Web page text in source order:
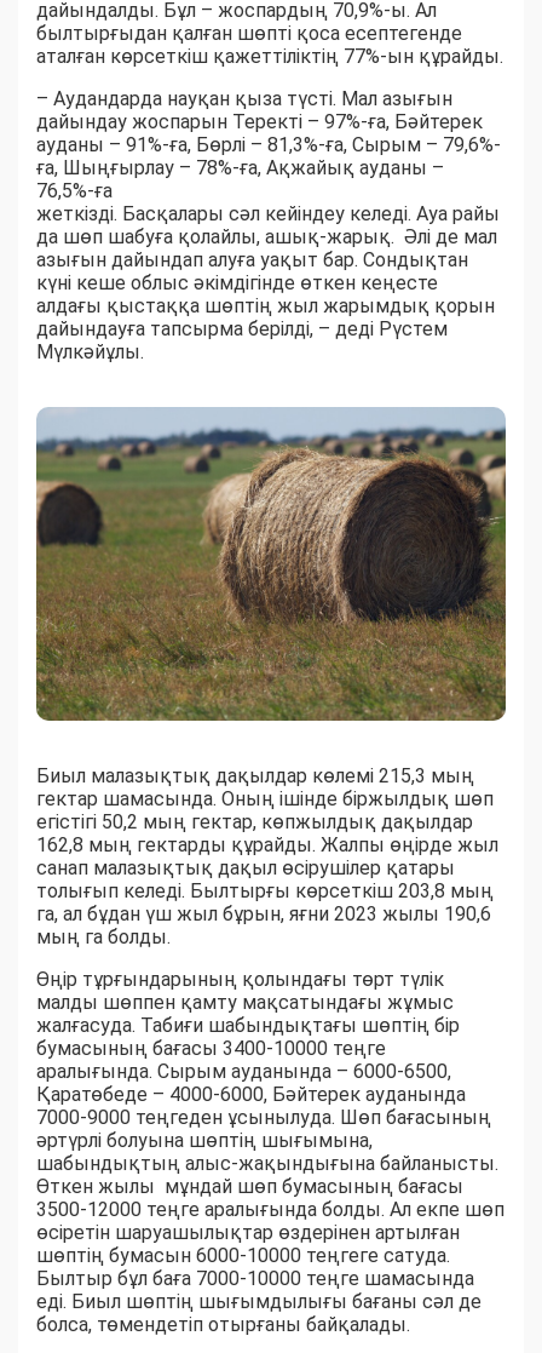
дайындалды. Бұл – жоспардың 70,9%-ы. Ал
былтырғыдан қалған шөпті қоса есептегенде
аталған көрсеткіш қажеттіліктің 77%-ын құрайды.
– Аудандарда науқан қыза түсті. Мал азығын
дайындау жоспарын Теректі – 97%-ға, Бәйтерек
ауданы – 91%-ға, Бөрлі – 81,3%-ға, Сырым – 79,6%-
ға, Шыңғырлау – 78%-ға, Ақжайық ауданы –
76,5%-ға
жеткізді. Басқалары сәл кейіндеу келеді. Ауа райы
да шөп шабуға қолайлы, ашық-жарық. Әлі де мал
азығын дайындап алуға уақыт бар. Сондықтан
күні кеше облыс әкімдігінде өткен кеңесте
алдағы қыстаққа шөптің жыл жарымдық қорын
дайындауға тапсырма берілді, – деді Рүстем
Мүлкәйұлы.
Биыл малазықтық дақылдар көлемі 215,3 мың
гектар шамасында. Оның ішінде біржылдық шөп
егістігі 50,2 мың гектар, көпжылдық дақылдар
162,8 мың гектарды құрайды. Жалпы өңірде жыл
санап малазықтық дақыл өсірушілер қатары
толығып келеді. Былтырғы көрсеткіш 203,8 мың
га, ал бұдан үш жыл бұрын, яғни 2023 жылы 190,6
мың га болды.
Өңір тұрғындарының қолындағы төрт түлік
малды шөппен қамту мақсатындағы жұмыс
жалғасуда. Табиғи шабындықтағы шөптің бір
бумасының бағасы 3400-10000 теңге
аралығында. Сырым ауданында – 6000-6500,
Қаратөбеде – 4000-6000, Бәйтерек ауданында
7000-9000 теңгеден ұсынылуда. Шөп бағасының
әртүрлі болуына шөптің шығымына,
шабындықтың алыс-жақындығына байланысты.
Өткен жылы мұндай шөп бумасының бағасы
3500-12000 теңге аралығында болды. Ал екпе шөп
өсіретін шаруашылықтар өздерінен артылған
шөптің бумасын 6000-10000 теңгеге сатуда.
Былтыр бұл баға 7000-10000 теңге шамасында
еді. Биыл шөптің шығымдылығы бағаны сәл де
болса, төмендетіп отырғаны байқалады.